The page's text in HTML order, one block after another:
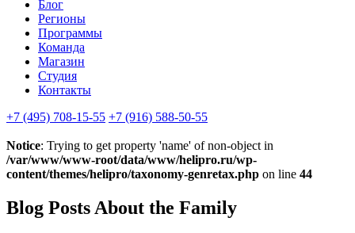
Блог
Регионы
Программы
Команда
Магазин
Студия
Контакты
+7 (495) 708-15-55 +7 (916) 588-50-55
Notice: Trying to get property 'name' of non-object in
/var/www/www-root/data/www/helipro.ru/wp-
content/themes/helipro/taxonomy-genretax.php on line 44
Blog Posts About the Family